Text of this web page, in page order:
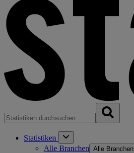
Statistiken
Alle Branchen Alle Branchen